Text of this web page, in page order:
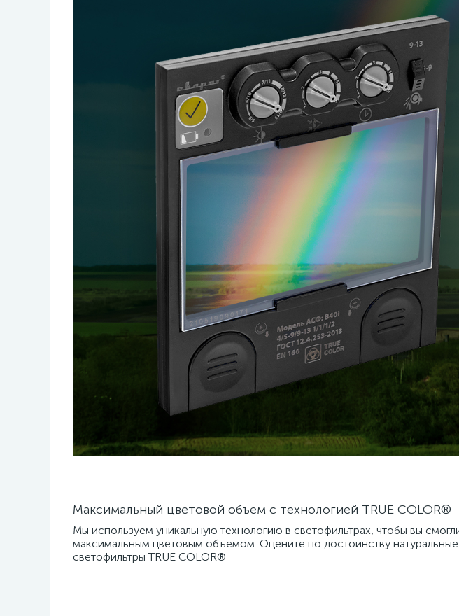
Максимальный цветовой объем с технологией TRUE COLOR®
Мы используем уникальную технологию в светофильтрах, чтобы вы
максимальным цветовым объёмом. Оцените по достоинству
светофильтры TRUE COLOR®